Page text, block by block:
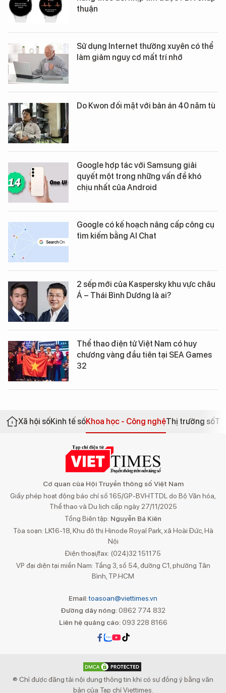
thuận
Sử dụng Internet thường xuyên có thể
làm giảm nguy cơ mất trí nhớ
Do Kwon đối mặt với bản án 40 năm tù
Google hợp tác với Samsung giải
quyết một trong những vấn đề khó
chịu nhất của Android
Google có kế hoạch nâng cấp công cụ
tìm kiếm bằng AI Chat
2 sếp mới của Kaspersky khu vực châu
Á – Thái Bình Dương là ai?
Thể thao điện tử Việt Nam có huy
chương vàng đầu tiên tại SEA Games
32
Xã hội sốKinh tế sốKhoa học - Công nghệThị trường số
Cơ quan của Hội Truyền thông số Việt Nam
Giấy phép hoạt động báo chí số 165/GP-BVHTTDL do Bộ Văn hóa,
Thể thao và Du lịch cấp ngày 27/11/2025
Tổng Biên tập: Nguyễn Bá Kiên
Tòa soạn: LK16-18, Khu đô thị Hinode Royal Park, xã Hoài Đức, Hà
Nội
Điện thoại/fax: (024)32 151175
VP đại diện tại miền Nam: Tầng 3, số 54, đường C1, phường Tân
Bình, TP.HCM
Email:toasoan@viettimes.vn
Đường dây nóng: 0862 774 832
Liên hệ quảng cáo:093 228 8166
® Chỉ được đăng tải nội dung thông tin khi có sự đồng ý bằng văn
bản của Tạp chí Viettimes.